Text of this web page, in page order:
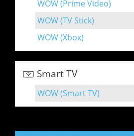
WOW (Prime Video)
WOW (TV Stick)
WOW (Xbox)
Smart TV
WOW (Smart TV)